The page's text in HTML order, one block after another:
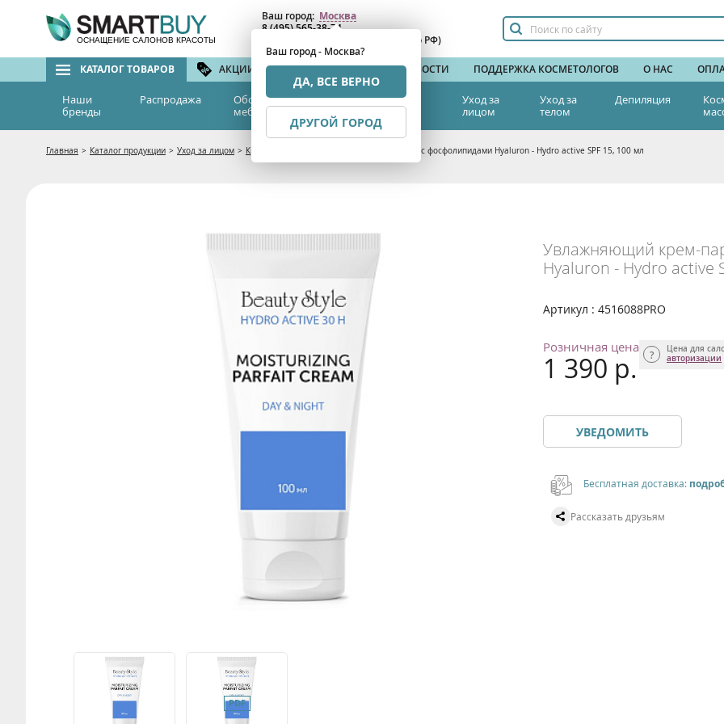
ОСНАЩЕНИЕ САЛОНОВ КРАСОТЫ
Ваш город: Москва
Ваш город - Москва?
ДА, ВСЕ ВЕРНО
ДРУГОЙ ГОРОД
8 (495) 565-38-74
(бесплатный по РФ)
КАТАЛОГ ТОВАРОВ АКЦИИ И СКИДКИ БРЕНДЫ НОВОСТИ ПОДДЕРЖКА КОСМЕТОЛОГОВ О НАС
Наши
бренды
Распродажа
Оборудование и
мебель
Эстетическая
медицина
Уход за
лицом
Уход за
телом
Депиляция
Главная > Каталог продукции > Уход за лицом > Кремы и гели Увлажняющий крем-парфе с фосфолипидами Hyaluron - Hydro active SPF 15, 100 мл
Увлажняющий крем-
Hyaluron - Hydro active
Артикул : 4516088PRO
Розничная цена
1 390 р.
Цена для
авторизации
УВЕДОМИТЬ
Бесплатная доставка:
Рассказать друзьям